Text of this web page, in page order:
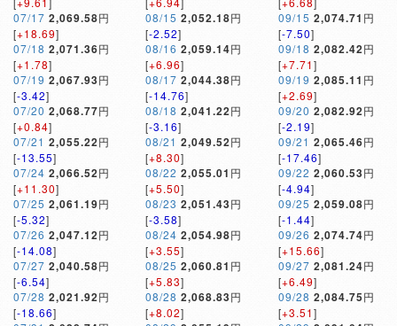
07/17 2,069.58円
[+18.69]
07/18 2,071.36円
[+1.78]
07/19 2,067.93円
[-3.42]
07/20 2,068.77円
[+0.84]
07/21 2,055.22円
[-13.55]
07/24 2,066.52円
[+11.30]
07/25 2,061.19円
[-5.32]
07/26 2,047.12円
[-14.08]
07/27 2,040.58円
[-6.54]
07/28 2,021.92円
[-18.66]
08/15 2,052.18円
[-2.52]
08/16 2,059.14円
[+6.96]
08/17 2,044.38円
[-14.76]
08/18 2,041.22円
[-3.16]
08/21 2,049.52円
[+8.30]
08/22 2,055.01 円
[+5.50]
08/23 2,051.43円
[-3.58]
08/24 2,054.98円
[+3.55]
08/25 2,060.81 円
[+5.83]
08/28 2,068.83円
[+8.02]
09/15 2,074.71 円
[-7.50]
09/18 2,082.42円
[+7.71]
09/19 2,085.11 円
[+2.69]
09/20 2,082.92円
[-2.19]
09/21 2,065.46円
[-17.46]
09/22 2,060.53円
[-4.94]
09/25 2,059.08円
[-1.44]
09/26 2,074.74円
[+15.66]
09/27 2,081.24円
[+6.49]
09/28 2,084.75円
[+3.51]